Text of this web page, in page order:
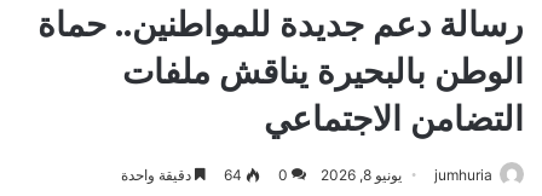
رسالة دعم جديدة للمواطنين.. حماة
الوطن بالبحيرة يناقش ملفات
التضامن الاجتماعي
jumhuria يونيو 8, 2026 0
64 دقيقة واحدة